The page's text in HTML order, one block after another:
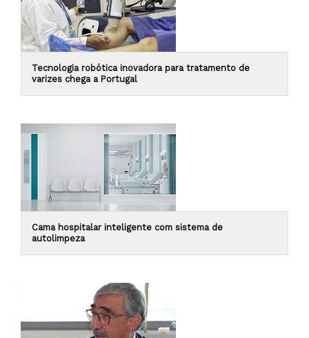
Tecnologia robótica inovadora para tratamento de
varizes chega a Portugal
Cama hospitalar inteligente com sistema de
autolimpeza